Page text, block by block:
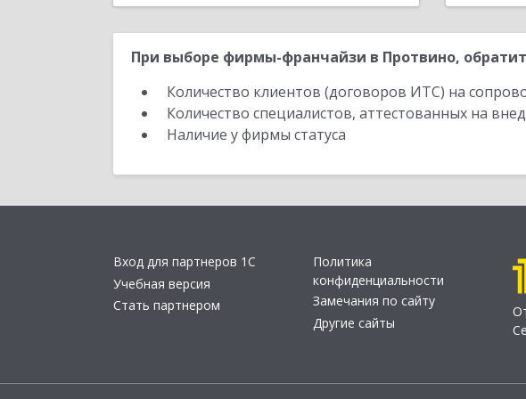
При выборе фирмы-франчайзи в Протвино,
Количество клиентов (договоров ИТС) на
Количество специалистов, аттестованных на
Наличие у фирмы статуса
Вход для партнеров 1С
Учебная версия
Стать партнером
Политика
конфиденциальности
Замечания по сайту
Другие сайты